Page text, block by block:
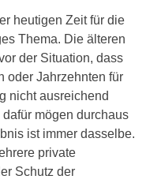
heutigen Zeit für die
Thema. Die älteren
der Situation, dass
oder Jahrzehnten für
nicht ausreichend
mögen durchaus
ist immer dasselbe.
private
Schutz der